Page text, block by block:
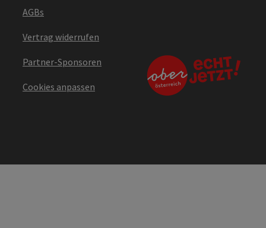
AGBs
Vertrag widerrufen
Partner-Sponsoren
Cookies anpassen